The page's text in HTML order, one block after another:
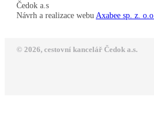
Čedok a.s
Návrh a realizace webu Axabee sp. z. o.o.
© 2026, cestovní kancelář Čedok a.s.